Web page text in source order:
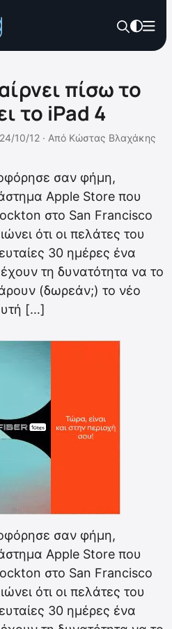
πίσω το
το iPad 4
10/12 · Από Κώστας Βλαχάκης
σαν φήμη,
Apple Store που
στο San Francisco
ότι οι πελάτες του
30 ημέρες ένα
τη δυνατότητα να το
(δωρεάν;) το νέο
[…]
σαν φήμη,
Apple Store που
στο San Francisco
ότι οι πελάτες του
30 ημέρες ένα